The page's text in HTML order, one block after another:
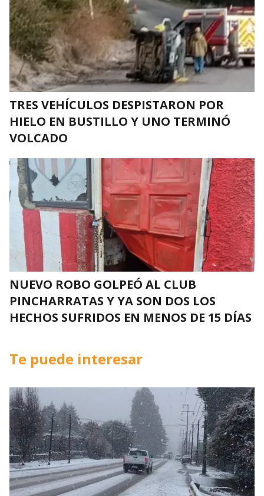
TRES VEHÍCULOS DESPISTARON POR
HIELO EN BUSTILLO Y UNO TERMINÓ
VOLCADO
NUEVO ROBO GOLPEÓ AL CLUB
PINCHARRATAS Y YA SON DOS LOS
HECHOS SUFRIDOS EN MENOS DE 15 DÍAS
Te puede interesar